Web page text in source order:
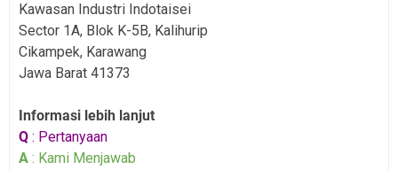
Kawasan Industri Indotaisei
Sector 1A, Blok K-5B, Kalihurip
Cikampek, Karawang
Jawa Barat 41373
Informasi lebih lanjut
Q : Pertanyaan
A : Kami Menjawab